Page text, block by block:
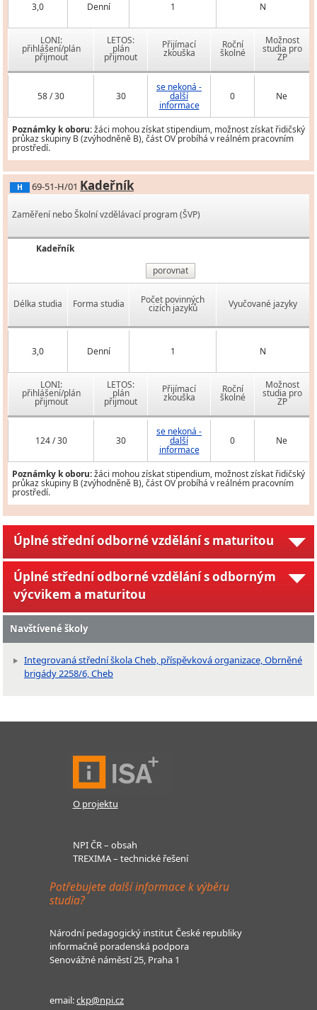
3,0 Denní 1 N
LONI:
přihlášení/plán
přijmout
LETOS:
plán
přijmout
Přijímací
zkouška
Roční
školné
Možnost
studia pro
ZP
58 / 30 30
se nekoná -
další
informace
0 Ne
Poznámky k oboru:žáci mohou získat stipendium, možnost získat řidičský
průkaz skupiny B (zvýhodněně B), část OV probíhá v reálném pracovním
prostředí.
H 69-51-H/01 Kadeřník
Zaměření nebo Školní vzdělávací program (ŠVP)
Kadeřník
porovnat
Délka studia Forma studia Počet povinných
cizích jazyků Vyučované jazyky
3,0 Denní 1 N
LONI:
přihlášení/plán
přijmout
LETOS:
plán
přijmout
Přijímací
zkouška
Roční
školné
Možnost
studia pro
ZP
124 / 30 30
se nekoná -
další
informace
0 Ne
Poznámky k oboru:žáci mohou získat stipendium, možnost získat řidičský
průkaz skupiny B (zvýhodněně B), část OV probíhá v reálném pracovním
prostředí.
Úplné střední odborné vzdělání s maturitou
Úplné střední odborné vzdělání s odborným
výcvikem a maturitou
Navštívené školy
Integrovaná střední škola Cheb, příspěvková organizace, Obrněné
brigády 2258/6, Cheb
O projektu
NPI ČR – obsah
TREXIMA – technické řešení
Potřebujete další informace k výběru
studia?
Národní pedagogický institut České republiky
informačně poradenská podpora
Senovážné náměstí 25, Praha 1
email:ckp@npi.cz